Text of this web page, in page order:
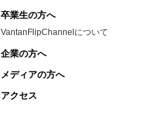
卒業生の方へ
VantanFlipChannelについて
企業の方へ
メディアの方へ
アクセス